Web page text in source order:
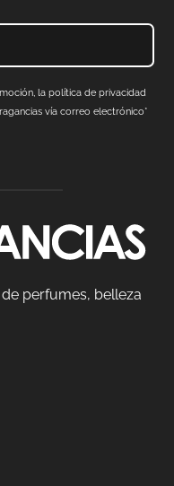
la política de privacidad
vía correo electrónico*
perfumes, belleza